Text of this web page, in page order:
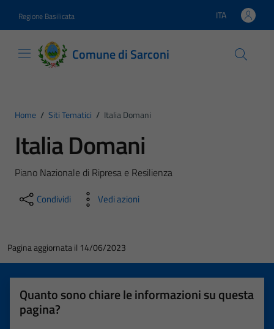
Regione Basilicata Lingua attiva:
ITA
Comune di Sarconi
Home / Siti Tematici / Italia Domani
Italia Domani
Piano Nazionale di Ripresa e Resilienza
Condividi Vedi azioni
Pagina aggiornata il 14/06/2023
Quanto sono chiare le informazioni su questa
pagina?